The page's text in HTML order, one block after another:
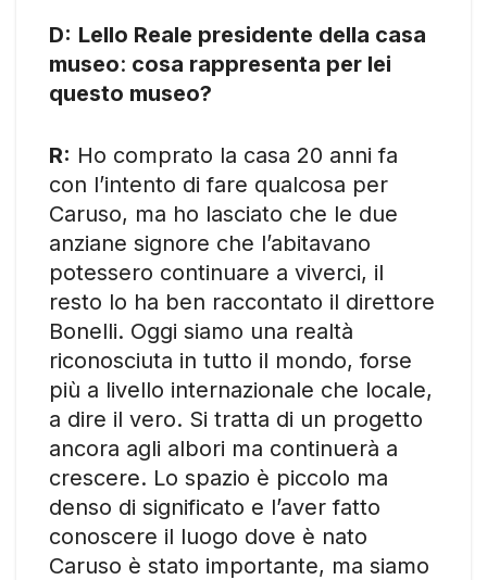
D: Lello Reale presidente della casa
museo: cosa rappresenta per lei
questo museo?
R: Ho comprato la casa 20 anni fa
con l’intento di fare qualcosa per
Caruso, ma ho lasciato che le due
anziane signore che l’abitavano
potessero continuare a viverci, il
resto lo ha ben raccontato il direttore
Bonelli. Oggi siamo una realtà
riconosciuta in tutto il mondo, forse
più a livello internazionale che locale,
a dire il vero. Si tratta di un progetto
ancora agli albori ma continuerà a
crescere. Lo spazio è piccolo ma
denso di significato e l’aver fatto
conoscere il luogo dove è nato
Caruso è stato importante, ma siamo